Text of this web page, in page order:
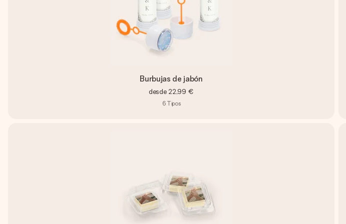
Burbujas de jabón
desde 22,99 €
6 Tipos